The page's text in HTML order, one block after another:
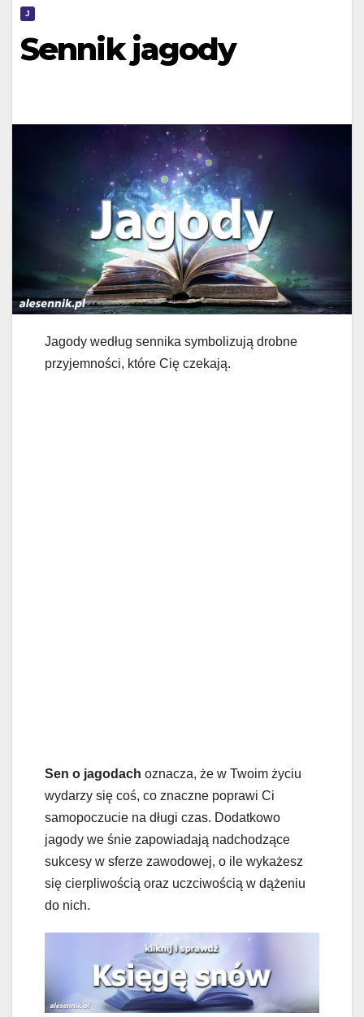
J
Sennik jagody
Jagody według sennika symbolizują drobne
przyjemności, które Cię czekają.
Sen o jagodach oznacza, że w Twoim życiu
wydarzy się coś, co znaczne poprawi Ci
samopoczucie na długi czas. Dodatkowo
jagody we śnie zapowiadają nadchodzące
sukcesy w sferze zawodowej, o ile wykażesz
się cierpliwością oraz uczciwością w dążeniu
do nich.